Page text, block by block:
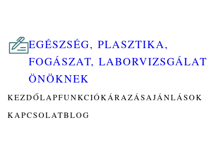
EGÉSZSÉG, PLASZTIKA,
FOGÁSZAT, LABORVIZSGÁLAT
ÖNÖKNEK
KEZDŐLAPFUNKCIÓKÁRAZÁSAJÁNLÁSOK
KAPCSOLATBLOG